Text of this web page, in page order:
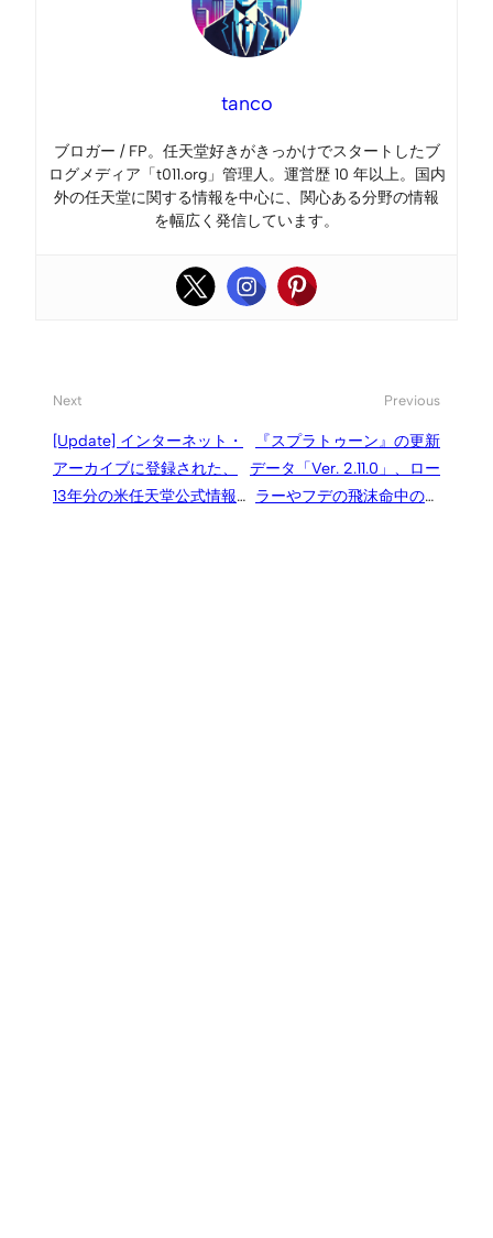
tanco
ブロガー / FP。任天堂好きがきっかけでスタートしたブ
ログメディア「t011.org」管理人。運営歴 10 年以上。国内
外の任天堂に関する情報を中心に、関心ある分野の情報
を幅広く発信しています。
Next
[Update] インターネット・
アーカイブに登録された、
13年分の米任天堂公式情報
Previous
『スプラトゥーン』の更新
データ「Ver. 2.11.0」、ロー
ラーやフデの飛沫命中の修